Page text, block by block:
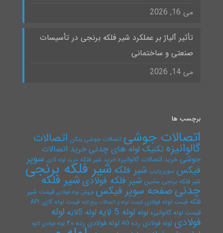
می 16, 2026
تأثیر آلیاژ بر عملکرد شیر فلکه برنجی در تأسیسات
صنعتی و ساختمانی
می 14, 2026
برچسب ها
اتصالات جوشی اتصالات جوشی بنکن اتصالات
گالوانیزهتکنیک لوله های چدنیخرید اتصالات
جوشیخرید اتصالات گالوانیزه خرید شیر فلکه خرید لوله گازی سوپر
فیکس سوپرپایپ شیر فلکه شیر فلکه برنجی
شیر فلکه برنجی سامین شیر فلکه فولادی شیر فلکه
چدنیصفحه سوپر فیکس فروش لوله فولادی قیمت شیر
فلکه قیمت لوله فولادی قیمت لوله و اتصالات پنج لایه قیمت لوله گازی API
قیمت لوله گالوانیزه لوله لوله 5 لایه لوله 5لایه لوله
فولادی لوله فولادی رده 40 لوله فولادی رده ۴۰ لوله فولادی کاوه